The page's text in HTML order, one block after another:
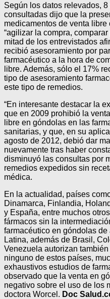
Según los datos relevados,
consultadas dijo que la
medicamentos de venta
“agilizar la compra,
mitad de los entrevistados
recibió asesoramiento por
farmacéutico a la hora de
libre. Además, sólo el 17%
tipo de asesoramiento
este tipo de remedios.
“En interesante destacar la
que en 2009 prohibió la
libre en góndolas en las
sanitarias, y que, en su
agosto de 2012, debió dar
nuevamente tras haber
disminuyó las consultas por
remedios expedidos sin
médica.
En la actualidad, países
Dinamarca, Finlandia,
y España, entre muchos
fármacos sin la
farmacéutico en góndolas
Latina, además de Brasil,
Venezuela autorizan
ninguno de estos países,
exhaustivos estudios de
observado que la venta en
negativo sobre el uso de los
doctora Worcel. Doc